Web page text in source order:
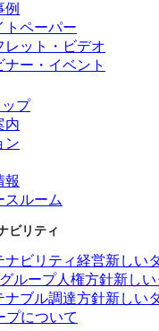
例
トペーパー
レット・ビデオ
ナー・イベント
プ
内
ン
報
スルーム
ビリティ
ナビリティ経営新しい
ループ人権方針新しい
ナブル調達方針新しい
プについて